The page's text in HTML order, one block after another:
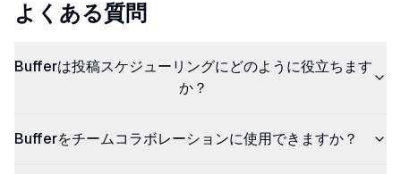
よくある質問
Bufferは投稿スケジューリングにどのように役立ちます
か？
Bufferをチームコラボレーションに使用できますか？